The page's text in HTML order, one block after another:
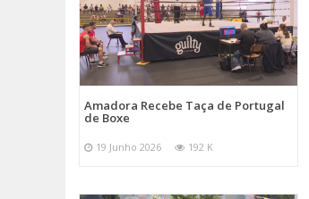
Amadora Recebe Taça de Portugal
de Boxe
19 Junho 2026 192 K